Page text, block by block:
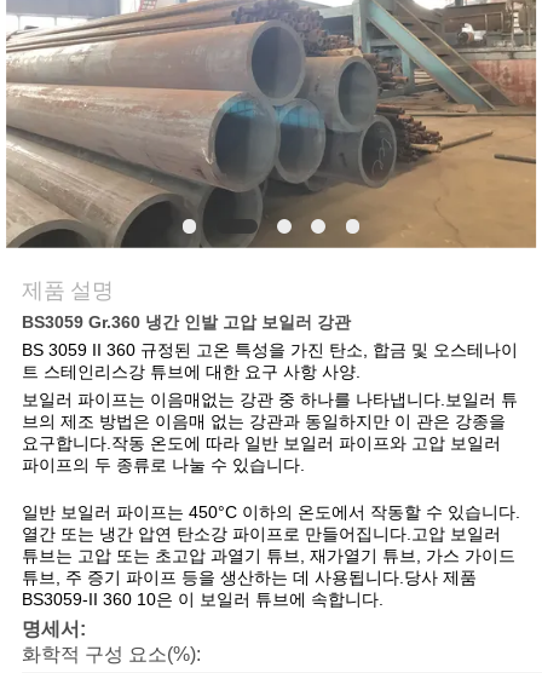
락
주
세
요
인
용
문
을
요
구
하
세
요
제품 설명
BS3059 Gr.360 냉간 인발 고압 보일러 강관
BS 3059 II 360 규정된 고온 특성을 가진 탄소, 합금 및 오스테나이
트 스테인리스강 튜브에 대한 요구 사항 사양.
보일러 파이프는 이음매없는 강관 중 하나를 나타냅니다.보일러 튜
브의 제조 방법은 이음매 없는 강관과 동일하지만 이 관은 강종을
요구합니다.작동 온도에 따라 일반 보일러 파이프와 고압 보일러
파이프의 두 종류로 나눌 수 있습니다.
일반 보일러 파이프는 450°C 이하의 온도에서 작동할 수 있습니다.
열간 또는 냉간 압연 탄소강 파이프로 만들어집니다.고압 보일러
튜브는 고압 또는 초고압 과열기 튜브, 재가열기 튜브, 가스 가이드
튜브, 주 증기 파이프 등을 생산하는 데 사용됩니다.당사 제품
BS3059-II 360 10은 이 보일러 튜브에 속합니다.
명세서:
화학적 구성 요소(%):